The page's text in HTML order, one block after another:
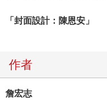
「封面設計：陳恩安」
作者
詹宏志